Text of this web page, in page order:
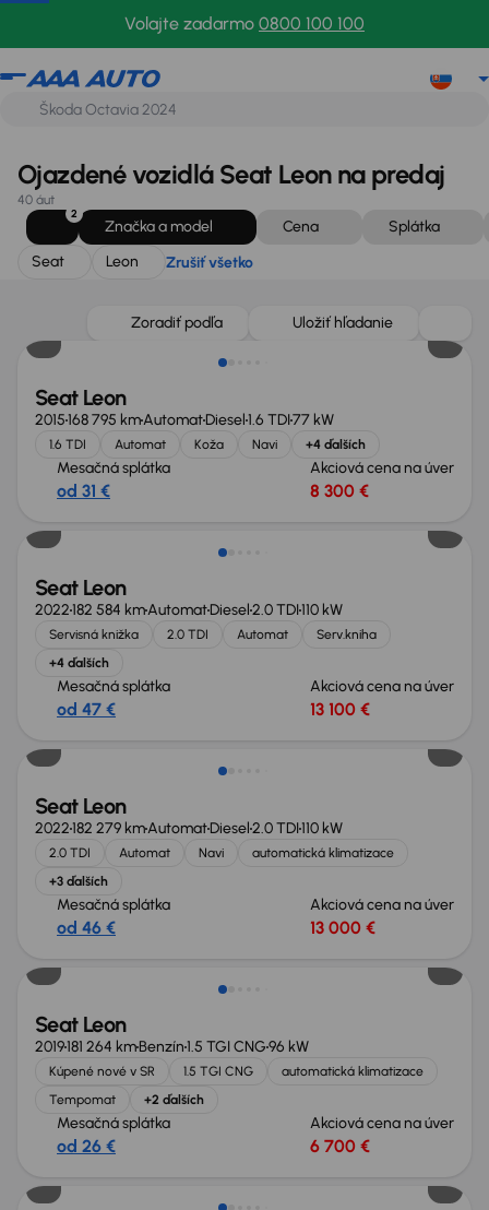
Volajte zadarmo 0800 100 100
Seat
Ojazdené vozidlá Seat Leon na predaj
40 áut
2
Značka a model Cena
Splátka
Seat
Leon Zrušiť všetko
Zoradiť podľa Uložiť hľadanie
Seat Leon
2015168 795 kmAutomatDiesel1.6 TDI77 kW
1.6 TDI Automat Koža Navi +4 ďalších
Mesačná splátka
od 31 €
Akciová cena na úver
8 300 €
Seat Leon
2022182 584 kmAutomatDiesel2.0 TDI110 kW
Servisná knižka 2.0 TDI Automat
Serv.kniha
+4 ďalších
Mesačná splátka
od 47 €
Akciová cena na úver
13 100 €
Nové v ponuke
Seat Leon
2022182 279 kmAutomatDiesel2.0 TDI110 kW
2.0 TDI Automat Navi
automatická klimatizace
+3 ďalších
Mesačná splátka
od 46 €
Akciová cena na úver
13 000 €
Zlacnené o 800 €
Seat Leon
2019181 264 kmBenzín1.5 TGI CNG96 kW
Kúpené nové v SR 1.5 TGI CNG
automatická klimatizace
Tempomat
+2 ďalších
Mesačná splátka
od 26 €
Akciová cena na úver
6 700 €
Nové v ponuke